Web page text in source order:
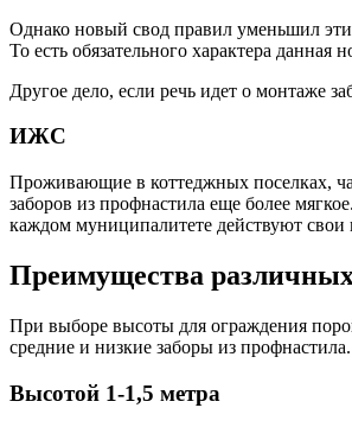
Однако новый свод правил уменьшил эти
То есть обязательного характера
Другое дело, если речь идет о монтаже
ИЖС
Проживающие в коттеджных поселках,
заборов из профнастила еще более
каждом муниципалитете действуют свои
Преимущества различных
При выборе высоты для ограждения
средние и низкие заборы из профнастила.
Высотой 1-1,5 метра